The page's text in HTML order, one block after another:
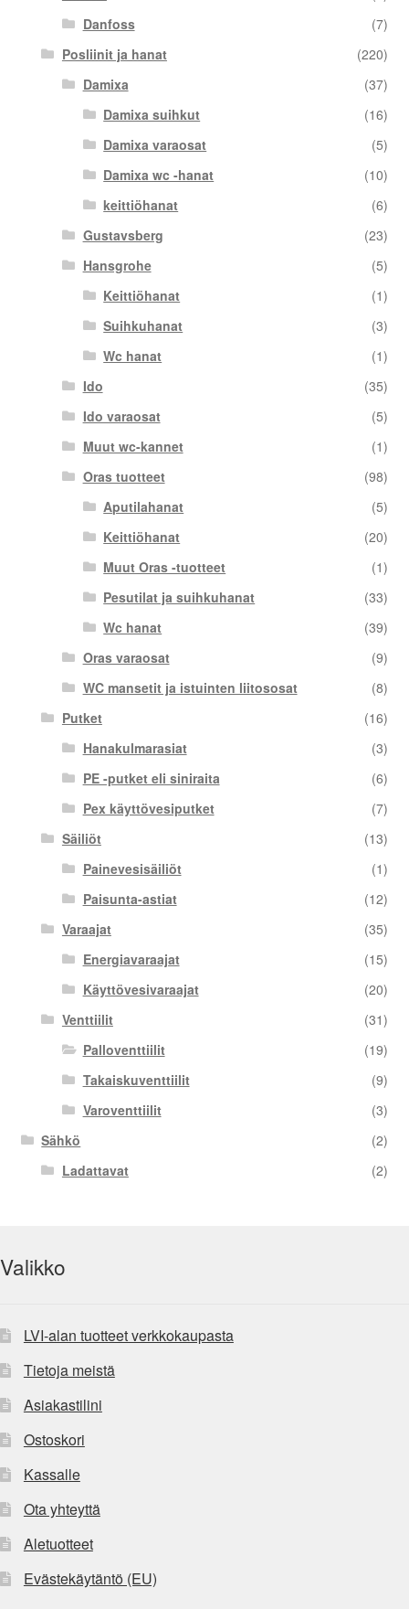
Danfoss
(7)
Posliinit ja hanat
(220)
Damixa
(37)
Damixa suihkut
(16)
Damixa varaosat
(5)
Damixa wc -hanat
(10)
keittiöhanat
(6)
Gustavsberg
(23)
Hansgrohe
(5)
Keittiöhanat
(1)
Suihkuhanat
(3)
Wc hanat
(1)
Ido
(35)
Ido varaosat
(5)
Muut wc-kannet
(1)
Oras tuotteet
(98)
Aputilahanat
(5)
Keittiöhanat
(20)
Muut Oras -tuotteet
(1)
Pesutilat ja suihkuhanat
(33)
Wc hanat
(39)
Oras varaosat
(9)
WC mansetit ja istuinten liitososat
(8)
Putket
(16)
Hanakulmarasiat
(3)
PE -putket eli siniraita
(6)
Pex käyttövesiputket
(7)
Säiliöt
(13)
Painevesisäiliöt
(1)
Paisunta-astiat
(12)
Varaajat
(35)
Energiavaraajat
(15)
Käyttövesivaraajat
(20)
Venttiilit
(31)
Palloventtiilit
(19)
Takaiskuventtiilit
(9)
Varoventtiilit
(3)
Sähkö
(2)
Ladattavat
(2)
Valikko
LVI-alan tuotteet verkkokaupasta
Tietoja meistä
Asiakastilini
Ostoskori
Kassalle
Ota yhteyttä
Aletuotteet
Evästekäytäntö (EU)